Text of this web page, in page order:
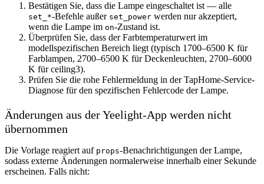
Bestätigen Sie, dass die Lampe eingeschaltet ist — alle
set_*-Befehle außer set_power werden nur akzeptiert,
wenn die Lampe im on-Zustand ist.
Überprüfen Sie, dass der Farbtemperaturwert im
modellspezifischen Bereich liegt (typisch 1700–6500 K für
Farblampen, 2700–6500 K für Deckenleuchten, 2700–6000
K für ceiling3).
Prüfen Sie die rohe Fehlermeldung in der TapHome-Service-
Diagnose für den spezifischen Fehlercode der Lampe.
Änderungen aus der Yeelight-App werden nicht
übernommen
Die Vorlage reagiert auf props-Benachrichtigungen der Lampe,
sodass externe Änderungen normalerweise innerhalb einer Sekunde
erscheinen. Falls nicht: